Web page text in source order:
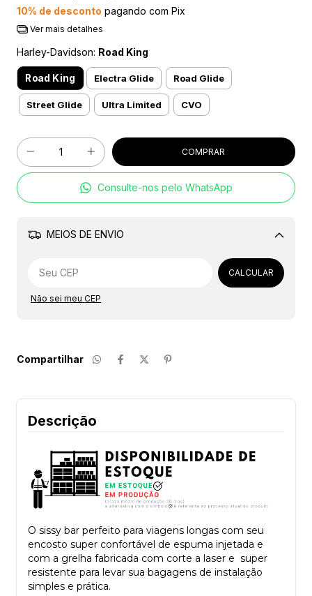
10% de desconto pagando com Pix
Ver mais detalhes
Harley-Davidson: Road King
Road King Electra Glide Road Glide
Street Glide Ultra Limited CVO
Consulte-nos pelo WhatsApp
MEIOS DE ENVIO
Alterar CEP
CALCULAR
Não sei meu CEP
Compartilhar
Descrição
O sissy bar perfeito para viagens longas com seu
encosto super confortável de espuma injetada e
com a grelha fabricada com corte a laser e super
resistente para levar sua bagagens de instalação
simples e prática.